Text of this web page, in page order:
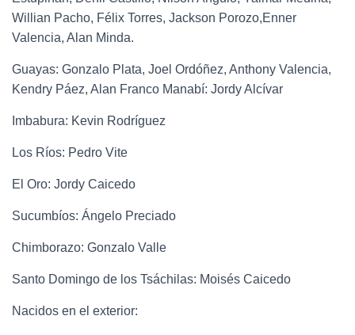
Willian Pacho, Félix Torres, Jackson Porozo,Enner
Valencia, Alan Minda.
Guayas: Gonzalo Plata, Joel Ordóñez, Anthony Valencia,
Kendry Páez, Alan Franco Manabí: Jordy Alcívar
Imbabura: Kevin Rodríguez
Los Ríos: Pedro Vite
El Oro: Jordy Caicedo
Sucumbíos: Ángelo Preciado
Chimborazo: Gonzalo Valle
Santo Domingo de los Tsáchilas: Moisés Caicedo
Nacidos en el exterior: